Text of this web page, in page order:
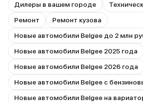
Дилеры в вашем городе
Ремонт
Ремонт кузова
Новые автомобили Belgee до 2 млн
Новые автомобили Belgee 2025 года
Новые автомобили Belgee 2026 года
Новые автомобили Belgee на